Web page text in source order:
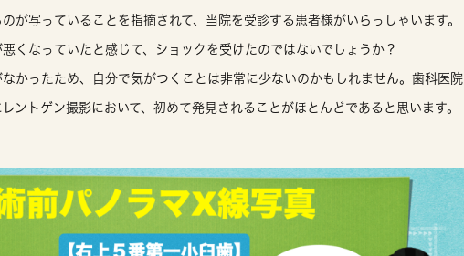
が写っていることを指摘されて、当院を受診する患者様がいらっしゃいます。
くなっていたと感じて、ショックを受けたのではないでしょうか？
かったため、自分で気がつくことは非常に少ないのかもしれません。歯科医院
ントゲン撮影において、初めて発見されることがほとんどであると思います。